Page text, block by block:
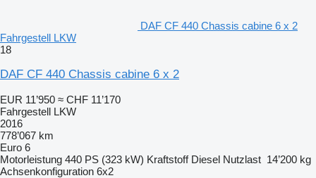
DAF CF 440 Chassis cabine 6 x 2
Fahrgestell LKW
18
DAF CF 440 Chassis cabine 6 x 2
EUR 11’950 ≈ CHF 11’170
Fahrgestell LKW
2016
778’067 km
Euro 6
Motorleistung 440 PS (323 kW) Kraftstoff Diesel Nutzlast 14’200 kg
Achsenkonfiguration 6x2